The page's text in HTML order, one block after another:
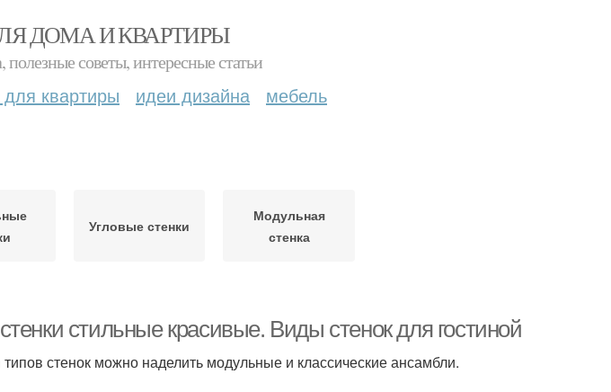
ДОМА И КВАРТИРЫ
советы, интересные статьи
для квартиры идеи дизайна мебель
Угловые стенки
Модульная
стенка
стильные красивые. Виды стенок для гостиной
стенок можно наделить модульные и классические ансамбли.